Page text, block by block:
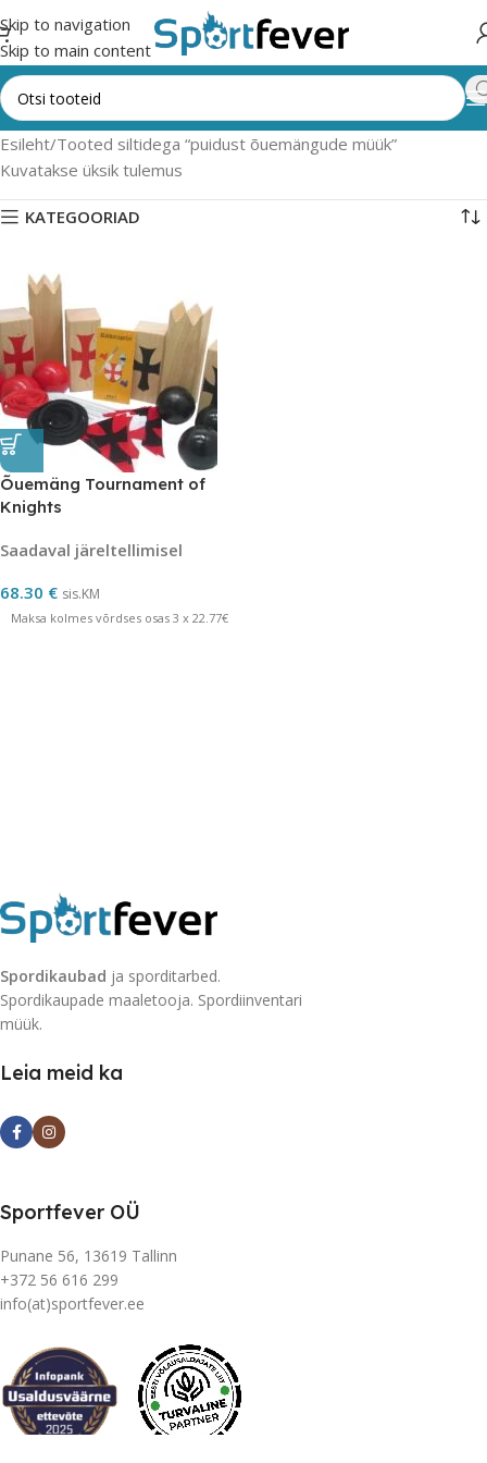
Skip to navigation
Skip to main content
Esileht Tooted siltidega “puidust õuemängude müük”
Kuvatakse üksik tulemus
KATEGOORIAD
Õuemäng Tournament of
Knights
Saadaval järeltellimisel
68.30 € sis.KM
Maksa kolmes võrdses osas 3 x 22.77€
Spordikaubad ja sporditarbed.
Spordikaupade maaletooja. Spordiinventari
müük.
Leia meid ka
Sportfever OÜ
Punane 56, 13619 Tallinn
+372 56 616 299
info(at)sportfever.ee